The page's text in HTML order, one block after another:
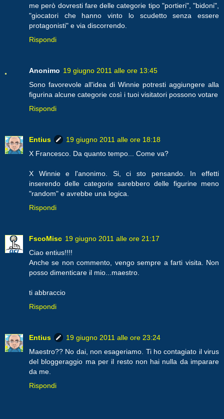
me però dovresti fare delle categorie tipo "portieri", "bidoni",
"giocatori che hanno vinto lo scudetto senza essere
protagonisti" e via discorrendo.
Rispondi
Anonimo 19 giugno 2011 alle ore 13:45
Sono favorevole all'idea di Winnie potresti aggiungere alla
figurina alcune categorie così i tuoi visitatori possono votare
Rispondi
Entius
19 giugno 2011 alle ore 18:18
X Francesco. Da quanto tempo... Come va?
X Winnie e l'anonimo. Si, ci sto pensando. In effetti
inserendo delle categorie sarebbero delle figurine meno
"random" e avrebbe una logica.
Rispondi
FscoMisc 19 giugno 2011 alle ore 21:17
Ciao entius!!!!
Anche se non commento, vengo sempre a farti visita. Non
posso dimenticare il mio...maestro.
ti abbraccio
Rispondi
Entius
19 giugno 2011 alle ore 23:24
Maestro?? No dai, non esageriamo. Ti ho contagiato il virus
del bloggeraggio ma per il resto non hai nulla da imparare
da me.
Rispondi